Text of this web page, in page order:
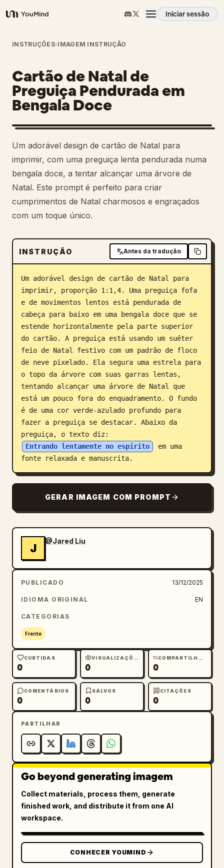
YouMind
Iniciar sessão
Visão geral
Casos de uso
Habilidades
Prompts
Preços
Transferir
Blogue
INSTRUÇÕES›IMAGEM INSTRUÇÃO
Cartão de Natal de
Preguiça Pendurada em
Bengala Doce
Um adorável design de cartão de Natal para
imprimir, com uma preguiça lenta pendurada numa
bengala doce, a tentar alcançar uma árvore de
Natal. Este prompt é perfeito para criar
cumprimentos de Natal charmosos e engraçados
com um toque único.
INSTRUÇÃO Antes da tradução
Um adorável design de cartão de Natal para
imprimir, proporção 1:1,4. Uma preguiça fofa
e de movimentos lentos está pendurada de
cabeça para baixo em uma bengala doce que se
estende horizontalmente pela parte superior
do cartão. A preguiça está usando um suéter
feio de Natal festivo com um padrão de floco
de neve pixelado. Ela segura uma estrela para
o topo da árvore com suas garras lentas,
tentando alcançar uma árvore de Natal que
está um pouco fora do enquadramento. O fundo
é de uma cor verde-azulado profundo para
fazer a preguiça se destacar. Abaixo da
preguiça, o texto diz:
Entrando lentamente no espírito
em uma
fonte relaxada e manuscrita.
GERAR IMAGEM COM PROMPT
J
@Jared Liu
PUBLICADO 13/12/2025
IDIOMA ORIGINAL EN
CATEGORIAS
Frente
CURTIDAS
0
VISUALIZAÇÕES
0
COMPARTILHAMENTOS
0
COMENTÁRIOS
0
SALVOS
0
CITAÇÕES
0
PARTILHAR
Go beyond generating imagem
Collect materials, process them, generate
finished work, and distribute it from one AI
workspace.
CONHECER YOUMIND